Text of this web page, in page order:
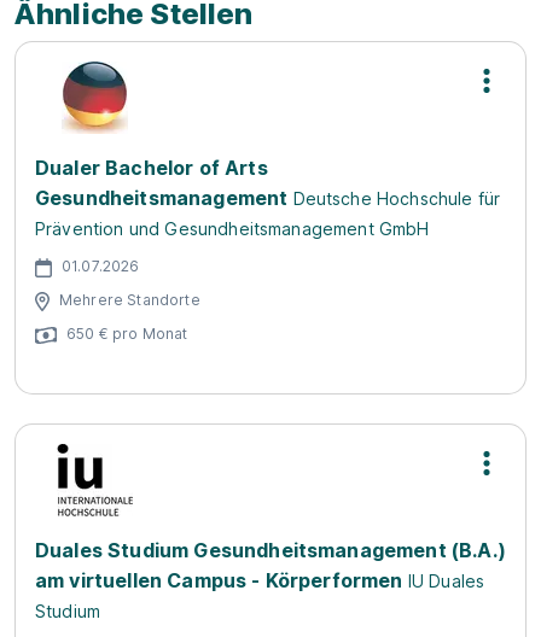
Ähnliche Stellen
Dualer Bachelor of Arts
Gesundheitsmanagement Deutsche Hochschule für
Prävention und Gesundheitsmanagement GmbH
01.07.2026
Mehrere Standorte
650 € pro Monat
Duales Studium Gesundheitsmanagement (B.A.)
am virtuellen Campus - Körperformen IU Duales
Studium